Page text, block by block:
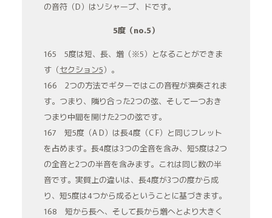
の音符（D）はソシャープ、ドです。
5度（no.5）
165 5度は短、長、増（※5）となることができま
す（セクション5）。
166 2つの方法でギターではこの音程が演奏されま
す。つまり、隣り合った2つの弦、そして一つおき
つまり中間を開けた2つの弦です。
167 短5度（A D）は長4度（C F）と同じフレット
を占めます。長4度は3つの全音を含み、短5度は2つ
の全音と2つの半音を含みます。これは同じ数の半
音です。実質上の違いは、長4度が3つの度から成
り、短5度は4つから成るということに基づきます。
168 短から長へ、そして長から増へとより大きく